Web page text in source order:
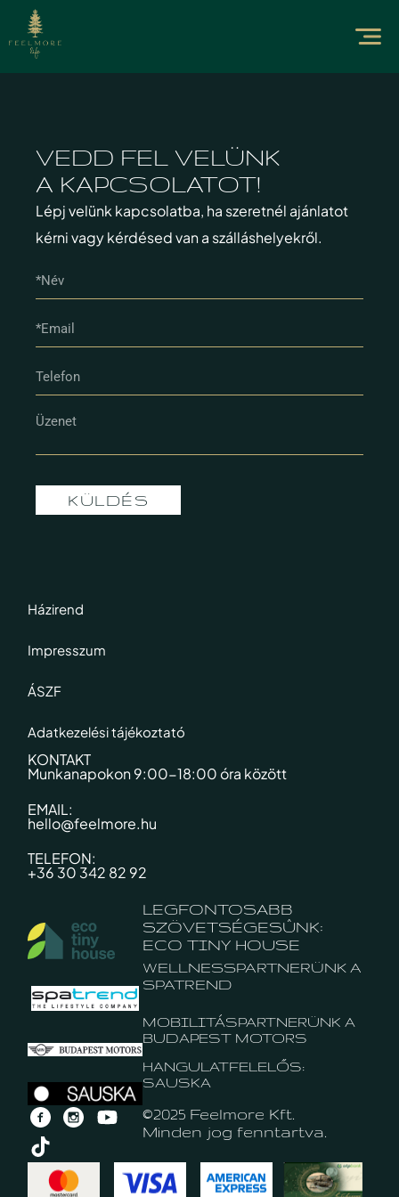
VEDD FEL VELÜNK
A KAPCSOLATOT!
Lépj velünk kapcsolatba, ha szeretnél ajánlatot
kérni vagy kérdésed van a szálláshelyekről.
KÜLDÉS
Házirend
Impresszum
ÁSZF
Adatkezelési tájékoztató
KONTAKT
Munkanapokon 9:00-18:00 óra között​
EMAIL:
hello@feelmore.hu
TELEFON:
+36 30 342 82 92
LEGFONTOSABB
SZÖVETSÉGESÛNK:
ECO TINY HOUSE
WELLNESSPARTNERÜNK A
SPATREND
MOBILITÁSPARTNERÜNK A
BUDAPEST MOTORS
HANGULATFELELŐS:
SAUSKA
©2025 Feelmore Kft.
Minden jog fenntartva.